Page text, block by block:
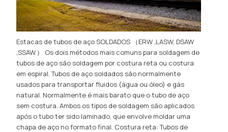
Estacas de tubos de aço SOLDADOS （ERW ,LASW, DSAW
,SSAW.） Os dois métodos mais comuns para soldagem de
tubos de aço são soldagem por costura reta ou costura
em espiral. Tubos de aço soldados são normalmente
usados ​​para transportar fluidos (água ou óleo) e gás
natural. Normalmente é mais barato que o tubo de aço
sem costura. Ambos os tipos de soldagem são aplicados
após o tubo ter sido laminado, que envolve moldar uma
chapa de aço no formato final. Costura reta: Tubos de